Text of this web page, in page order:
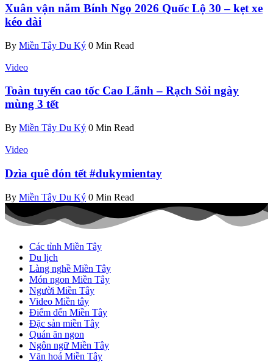
Xuân vận năm Bính Ngọ 2026 Quốc Lộ 30 – kẹt xe
kéo dài
By Miền Tây Du Ký 0 Min Read
Video
Toàn tuyến cao tốc Cao Lãnh – Rạch Sỏi ngày
mùng 3 tết
By Miền Tây Du Ký 0 Min Read
Video
Dzìa quê đón tết #dukymientay
By Miền Tây Du Ký 0 Min Read
Các tỉnh Miền Tây
Du lịch
Làng nghề Miền Tây
Món ngon Miền Tây
Người Miền Tây
Video Miền tây
Điểm đến Miền Tây
Đặc sản miền Tây
Quán ăn ngon
Ngôn ngữ Miền Tây
Văn hoá Miền Tây